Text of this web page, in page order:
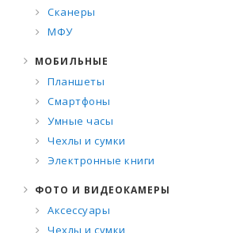
Сканеры
МФУ
МОБИЛЬНЫЕ
Планшеты
Смартфоны
Умные часы
Чехлы и сумки
Электронные книги
ФОТО И ВИДЕОКАМЕРЫ
Аксессуары
Чехлы и сумки